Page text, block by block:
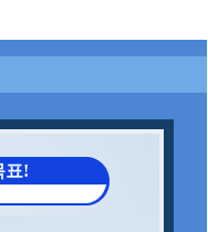
구대학교대
경대
북대
항공과대
과대
표!